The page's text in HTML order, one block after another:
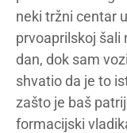
neki tržni centar
prvoaprilskoj šali
dan, dok sam
shvatio da je to
zašto je baš
formacijski